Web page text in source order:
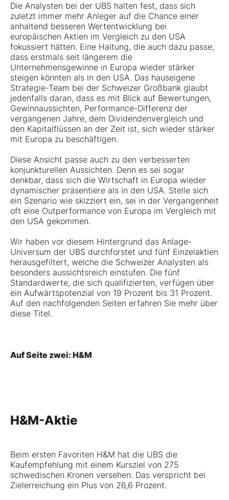
Die Analysten bei der UBS halten fest, dass sich
zuletzt immer mehr Anleger auf die Chance einer
anhaltend besseren Wertentwicklung bei
europäischen Aktien im Vergleich zu den USA
fokussiert hätten. Eine Haltung, die auch dazu passe,
dass erstmals seit längerem die
Unternehmensgewinne in Europa wieder stärker
steigen könnten als in den USA. Das hauseigene
Strategie-Team bei der Schweizer Großbank glaubt
jedenfalls daran, dass es mit Blick auf Bewertungen,
Gewinnaussichten, Performance-Differenz der
vergangenen Jahre, dem Dividendenvergleich und
den Kapitalflüssen an der Zeit ist, sich wieder stärker
mit Europa zu beschäftigen.
Diese Ansicht passe auch zu den verbesserten
konjunkturellen Aussichten. Denn es sei sogar
denkbar, dass sich die Wirtschaft in Europa wieder
dynamischer präsentiere als in den USA. Stelle sich
ein Szenario wie skizziert ein, sei in der Vergangenheit
oft eine Outperformance von Europa im Vergleich mit
den USA gekommen.
Wir haben vor diesem Hintergrund das Anlage-
Universum der UBS durchforstet und fünf Einzelaktien
herausgefiltert, welche die Schweizer Analysten als
besonders aussichtsreich einstufen. Die fünf
Standardwerte, die sich qualifizierten, verfügen über
ein Aufwärtspotenzial von 19 Prozent bis 31 Prozent.
Auf den nachfolgenden Seiten erfahren Sie mehr über
diese Titel.
Auf Seite zwei: H&M
H&M-Aktie
Beim ersten Favoriten H&M hat die UBS die
Kaufempfehlung mit einem Kursziel von 275
schwedischen Kronen versehen. Das verspricht bei
Zielerreichung ein Plus von 26,6 Prozent.